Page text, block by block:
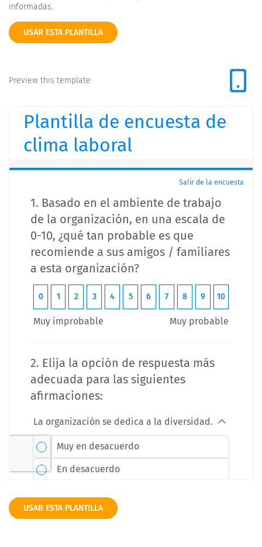
informadas.
USAR ESTA PLANTILLA
Preview this template
USAR ESTA PLANTILLA